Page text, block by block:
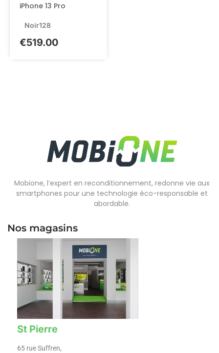
iPhone 13 Pro
Noir128
€519.00
Mobione, l’expert en reconditionnement, redonne vie aux
smartphones pour une technologie éco-responsable et
abordable.
Nos magasins
St Pierre
65 rue Suffren,